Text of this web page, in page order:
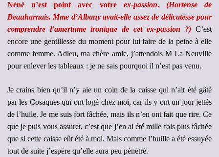
Néné n’est point avec votre ex-passion. (Hortense de
Beauharnais. Mme d’Albany avait-elle assez de délicatesse pour
comprendre l’amertume ironique de cet ex-passion ?) C’est
encore une gentillesse du moment pour lui faire de la peine à elle
comme femme. Adieu, ma chère amie, j’attendois M La Neuville
pour enlever les tableaux : je ne sais pourquoi il n’est pas venu.
Je crains bien qu’il n’y aie un coin de la caisse qui n’ait été gâté
par les Cosaques qui ont logé chez moi, car ils y ont un jour jettés
de l’huile. Je me suis fort fâchée, mais ils n’en ont fait que rire. Ce
que je puis vous assurer, c’est que j’en ai été mille fois plus fâchée
que si cette caisse eût été à moi. Mais comme l’huille a été essuyée
tout de suite j’espère qu’elle aura peu pénétré.